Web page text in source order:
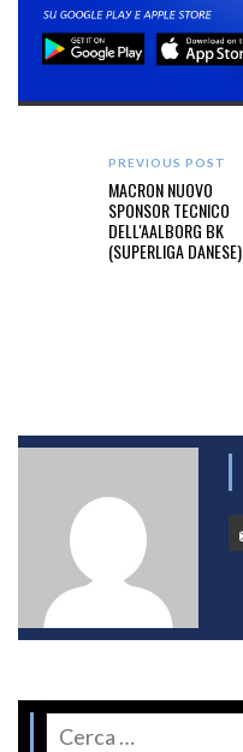
PREVIOUS POST
MACRON NUOVO
SPONSOR TECNICO
DELL'AALBORG BK
(SUPERLIGA DANESE)